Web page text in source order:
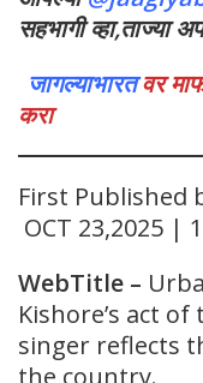
सहभागी व्हा,ताज्या
जागल्याभारतवर
करा
First Published
OCT 23,2025 |
WebTitle –
Kishore’s act
singer reflects
the country.